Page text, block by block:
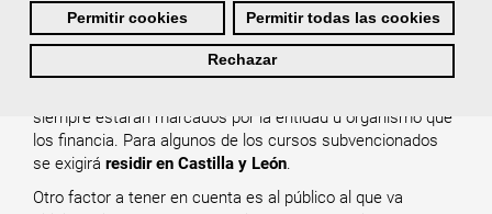
Permitir cookies Permitir todas las cookies
Rechazar
realizar un curso en Castilla y
León?
siempre estarán marcados por la entidad u organismo que
los financia. Para algunos de los cursos subvencionados
se exigirá residir en Castilla y León.
Otro factor a tener en cuenta es al público al que va